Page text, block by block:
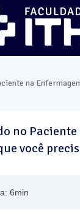
na
no
você
6min